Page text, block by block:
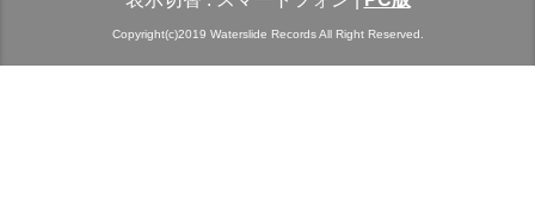
Copyright(c)2019 Waterslide Records All Right Reserved.